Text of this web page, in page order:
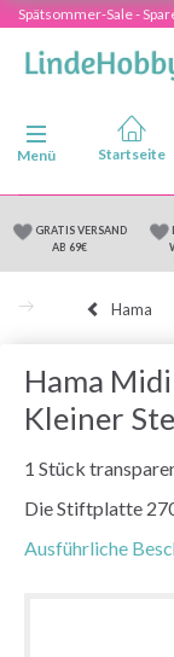
Spätsommer-Sale -
Anzeige ändern
Menü
GRATIS VERSAND
AB 69€
Hama
Hama
Kleiner
1 Stück
Die Stiftplatte
Ausführliche